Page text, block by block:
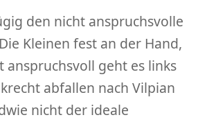
den nicht anspruchsvolle
Kleinen fest an der Hand,
anspruchsvoll geht es links
abfallen nach Vilpian
nicht der ideale